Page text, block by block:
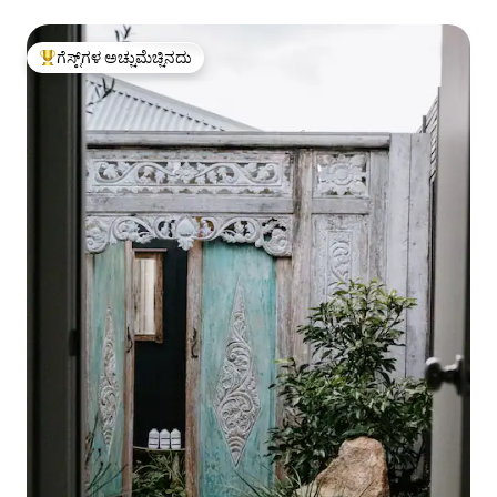
ಗೆಸ್ಟ್‌ಗಳಿಗೆ ಅತಿ ಹೆಚ್ಚು ಅಚ್ಚುಮೆಚ್ಚಿನದು
ಗೆಸ್ಟ್‌ಗಳ ಅಚ್ಚುಮೆಚ್ಚಿನದು